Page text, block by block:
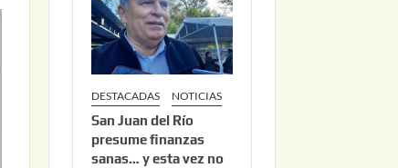
2
,
2
0
2
6
DESTACADAS NOTICIAS
San Juan del Río
presume finanzas
sanas… y esta vez no